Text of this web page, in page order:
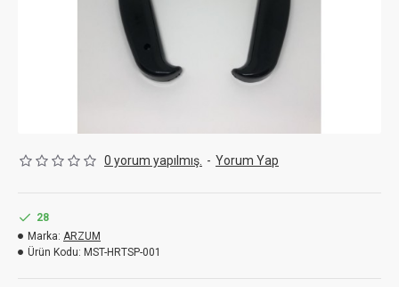
0 yorum yapılmış. - Yorum Yap
28
Marka: ARZUM
Ürün Kodu: MST-HRTSP-001